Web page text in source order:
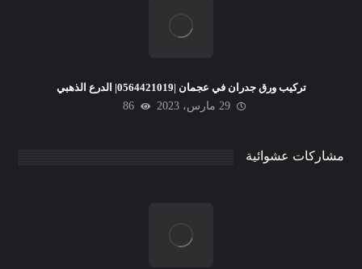
تركيب ورق جدران في عجمان |0564421019| الدرع الذهبي
29 مارس، 2023
86
مشاركات عشوائية